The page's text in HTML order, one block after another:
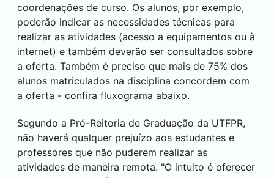
coordenações de curso. Os alunos, por exemplo,
poderão indicar as necessidades técnicas para
realizar as atividades (acesso a equipamentos ou à
internet) e também deverão ser consultados sobre
a oferta. Também é preciso que mais de 75% dos
alunos matriculados na disciplina concordem com
a oferta - confira fluxograma abaixo.
Segundo a Pró-Reitoria de Graduação da UTFPR,
não haverá qualquer prejuízo aos estudantes e
professores que não puderem realizar as
atividades de maneira remota. "O intuito é oferecer